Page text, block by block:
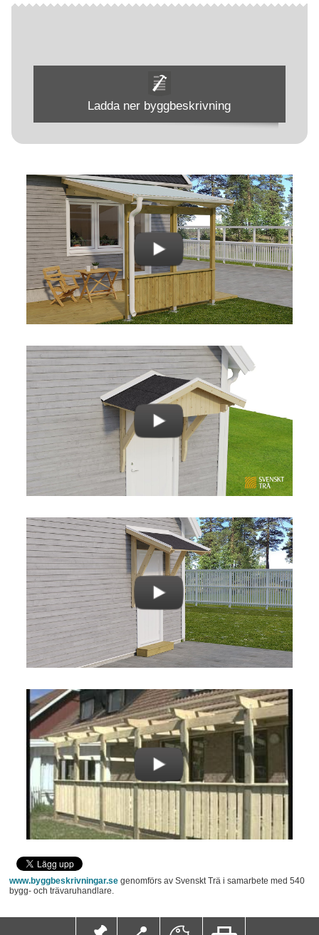
Ladda ner byggbeskrivning
www.byggbeskrivningar.segenomförs av Svenskt Trä i samarbete med 540
bygg- och trävaruhandlare.